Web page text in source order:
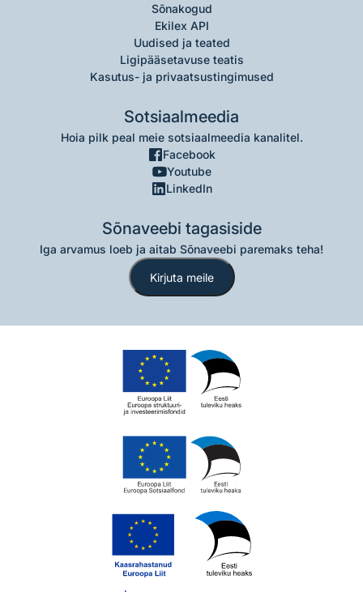
Sõnakogud
Ekilex API
Uudised ja teated
Ligipääsetavuse teatis
Kasutus- ja privaatsustingimused
Sotsiaalmeedia
Hoia pilk peal meie sotsiaalmeedia kanalitel.
Facebook
Youtube
LinkedIn
Sõnaveebi tagasiside
Iga arvamus loeb ja aitab Sõnaveebi paremaks teha!
Kirjuta meile